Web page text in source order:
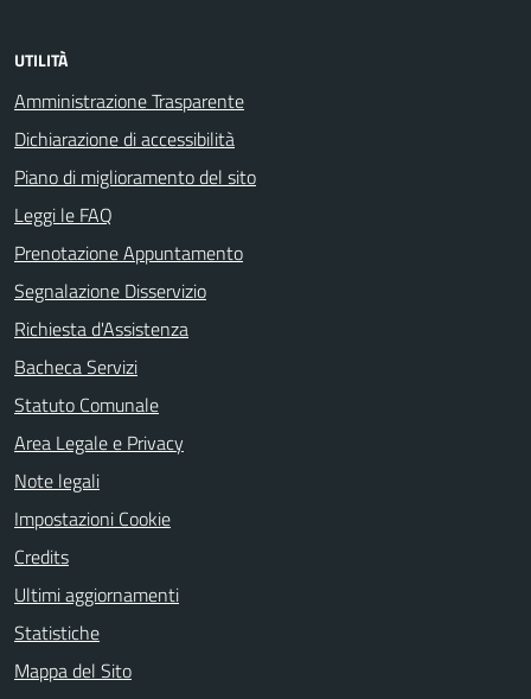
UTILITÀ
Amministrazione Trasparente
Dichiarazione di accessibilità
Piano di miglioramento del sito
Leggi le FAQ
Prenotazione Appuntamento
Segnalazione Disservizio
Richiesta d'Assistenza
Bacheca Servizi
Statuto Comunale
Area Legale e Privacy
Note legali
Impostazioni Cookie
Credits
Ultimi aggiornamenti
Statistiche
Mappa del Sito